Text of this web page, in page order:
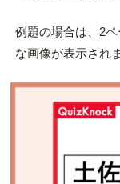
例題の場合は、2
な画像が表示され